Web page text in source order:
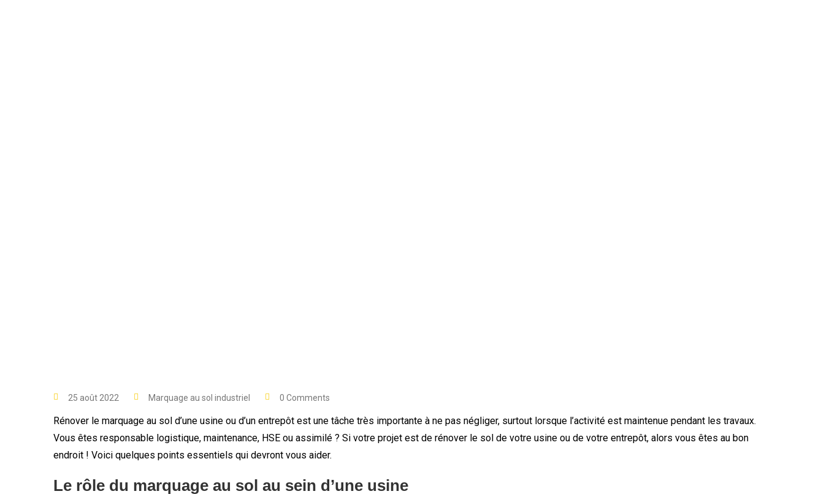
25 août 2022 Marquage au sol industriel 0 Comments
Rénover le marquage au sol d’une usine ou d’un entrepôt est une tâche très importante à ne pas négliger, surtout lorsque l’activité est maintenue pendant les travaux.
Vous êtes responsable logistique, maintenance, HSE ou assimilé ? Si votre projet est de rénover le sol de votre usine ou de votre entrepôt, alors vous êtes au bon
endroit ! Voici quelques points essentiels qui devront vous aider.
Le rôle du marquage au sol au sein d’une usine